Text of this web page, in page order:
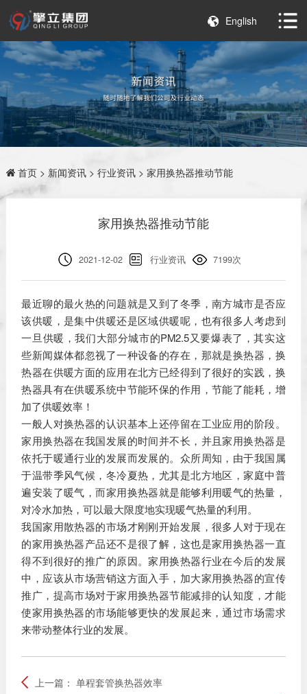
English
首页> 新闻资讯> 行业资讯> 家用换热器推动节能
家用换热器推动节能
2021-12-02 行业资讯 7199次
最近聊的最火热的问题就是又到了冬季，南方城市是否应
该供暖，是集中供暖还是区域供暖呢，也有很多人考虑到
一旦供暖，我们大部分城市的PM2.5又要爆表了，其实这
些新闻媒体都忽视了一种设备的存在，那就是换热器，换
热器在供暖方面的应用在北方已经得到了很好的实践，换
热器具有在供暖系统中节能环保的作用，节能了能耗，增
加了供暖效率！
一般人对换热器的认识基本上还停留在工业应用的阶段。
家用换热器在我国发展的时间并不长，并且家用换热器是
依托于暖通行业的发展而发展的。众所周知，由于我国属
于温带季风气候，冬冷夏热，尤其是北方地区，家庭中普
遍安装了暖气，而家用换热器就是能够利用暖气的热量，
对冷水加热，可以最大限度地实现暖气热量的利用。
我国家用散热器的市场才刚刚开始发展，很多人对于现在
的家用换热器产品还不是很了解，这也是家用换热器一直
得不到很好的推广的原因。家用换热器行业在今后的发展
中，应该从市场营销这方面入手，加大家用换热器的宣传
推广，提高市场对于家用换热器节能减排的认知度，才能
使家用换热器的市场能够更快的发展起来，通过市场需求
来带动整体行业的发展。
上一篇： 单程套管换热器效率